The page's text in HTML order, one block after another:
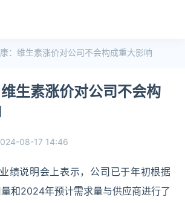
：维生素涨价对公司不会构成重大影响
生素涨价对公司不会构
08-17 14:46
绩说明会上表示，公司已于年初根据
和2024年预计需求量与供应商进行了